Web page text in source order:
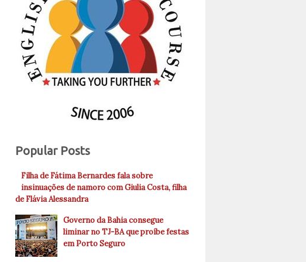
Popular Posts
Filha de Fátima Bernardes fala sobre
insinuações de namoro com Giulia Costa, filha
de Flávia Alessandra
Governo da Bahia consegue
liminar no TJ-BA que proíbe festas
em Porto Seguro